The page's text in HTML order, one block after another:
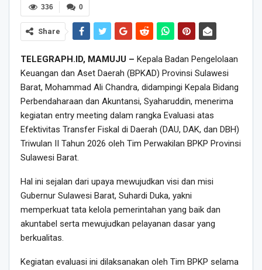
0
336
Share
TELEGRAPH.ID, MAMUJU – Kepala Badan Pengelolaan
Keuangan dan Aset Daerah (BPKAD) Provinsi Sulawesi
Barat, Mohammad Ali Chandra, didampingi Kepala Bidang
Perbendaharaan dan Akuntansi, Syaharuddin, menerima
kegiatan entry meeting dalam rangka Evaluasi atas
Efektivitas Transfer Fiskal di Daerah (DAU, DAK, dan DBH)
Triwulan II Tahun 2026 oleh Tim Perwakilan BPKP Provinsi
Sulawesi Barat.
Hal ini sejalan dari upaya mewujudkan visi dan misi
Gubernur Sulawesi Barat, Suhardi Duka, yakni
memperkuat tata kelola pemerintahan yang baik dan
akuntabel serta mewujudkan pelayanan dasar yang
berkualitas.
Kegiatan evaluasi ini dilaksanakan oleh Tim BPKP selama